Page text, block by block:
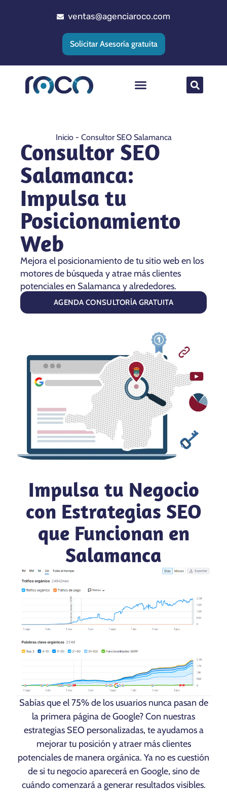
ventas@agenciaroco.com
Solicitar Asesoría gratuita
Inicio- Consultor SEO Salamanca
Consultor SEO
Salamanca:
Impulsa tu
Posicionamiento
Web
Mejora el posicionamiento de tu sitio web en los
motores de búsqueda y atrae más clientes
potenciales en Salamanca y alrededores.
AGENDA CONSULTORÍA GRATUITA
Impulsa tu Negocio
con Estrategias SEO
que Funcionan en
Salamanca
Sabías que el 75% de los usuarios nunca pasan de
la primera página de Google? Con nuestras
estrategias SEO personalizadas, te ayudamos a
mejorar tu posición y atraer más clientes
potenciales de manera orgánica. Ya no es cuestión
de si tu negocio aparecerá en Google, sino de
cuándo comenzará a generar resultados visibles.